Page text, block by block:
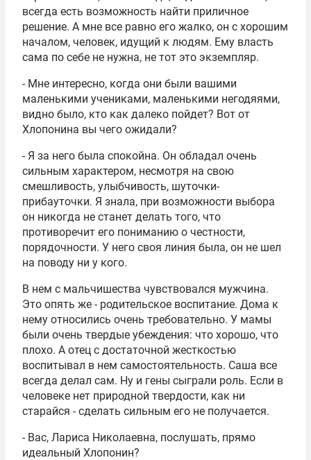
всегда есть возможность найти приличное
решение. А мне все равно его жалко, он с хорошим
началом, человек, идущий к людям. Ему власть
сама по себе не нужна, не тот это экземпляр.
- Мне интересно, когда они были вашими
маленькими учениками, маленькими негодяями,
видно было, кто как далеко пойдет? Вот от
Хлопонина вы чего ожидали?
- Я за него была спокойна. Он обладал очень
сильным характером, несмотря на свою
смешливость, улыбчивость, шуточки-
прибауточки. Я знала, при возможности выбора
он никогда не станет делать того, что
противоречит его пониманию о честности,
порядочности. У него своя линия была, он не шел
на поводу ни у кого.
В нем с мальчишества чувствовался мужчина.
Это опять же - родительское воспитание. Дома к
нему относились очень требовательно. У мамы
были очень твердые убеждения: что хорошо, что
плохо. А отец с достаточной жесткостью
воспитывал в нем самостоятельность. Саша все
всегда делал сам. Ну и гены сыграли роль. Если в
человеке нет природной твердости, как ни
старайся - сделать сильным его не получается.
- Вас, Лариса Николаевна, послушать, прямо
идеальный Хлопонин?